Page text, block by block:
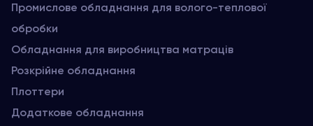
Промислове обладнання для волого-теплової
обробки
Обладнання для виробництва матраців
Розкрійне обладнання
Плоттери
Додаткове обладнання